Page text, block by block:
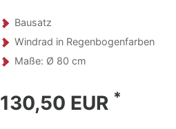
Bausatz
Windrad in Regenbogenfarben
Maße: Ø 80 cm
130,50 EUR *